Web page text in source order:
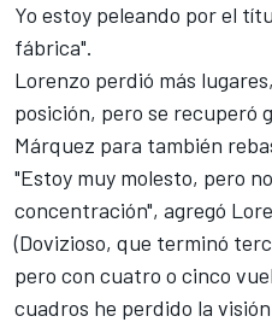
Yo estoy peleando por el
fábrica".
Lorenzo perdió más
posición, pero se recuperó
Márquez para también
"Estoy muy molesto, pero
concentración", agregó
(Dovizioso, que terminó
pero con cuatro o cinco
cuadros he perdido la